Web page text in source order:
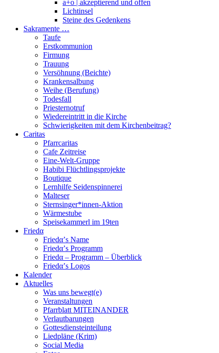
a+o | akzeptierend und offen
Lichtinsel
Steine des Gedenkens
Sakramente …
Taufe
Erstkommunion
Firmung
Trauung
Versöhnung (Beichte)
Krankensalbung
Weihe (Berufung)
Todesfall
Priesternotruf
Wiedereintritt in die Kirche
Schwierigkeiten mit dem Kirchenbeitrag?
Caritas
Pfarrcaritas
Cafe Zeitreise
Eine-Welt-Gruppe
Habibi Flüchtlingsprojekte
Boutique
Lernhilfe Seidenspinnerei
Malteser
Sternsinger*innen-Aktion
Wärmestube
Speisekammerl im 19ten
Friedα
Friedα’s Name
Friedα’s Programm
Friedα – Programm – Überblick
Friedα’s Logos
Kalender
Aktuelles
Was uns bewegt(e)
Veranstaltungen
Pfarrblatt MITEINANDER
Verlautbarungen
Gottesdiensteinteilung
Liedpläne (Krim)
Social Media